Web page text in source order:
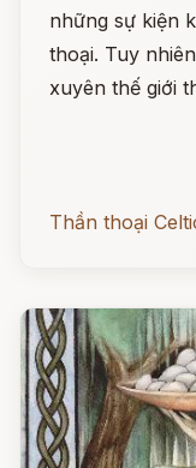
những sự kiện
thoại. Tuy
xuyên thế giới
Thần thoại